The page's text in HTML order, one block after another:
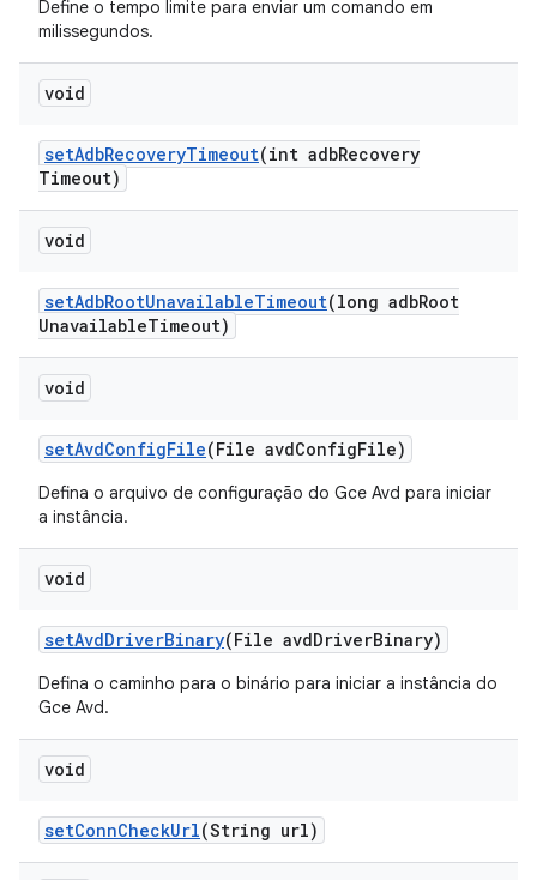
Define o tempo limite para enviar um comando em
milissegundos.
void
setAdbRecoveryTimeout(int adbRecovery
Timeout)
void
setAdbRootUnavailableTimeout(long adbRoot
UnavailableTimeout)
void
setAvdConfigFile(File avdConfigFile)
Defina o arquivo de configuração do Gce Avd para iniciar
a instância.
void
setAvdDriverBinary(File avdDriverBinary)
Defina o caminho para o binário para iniciar a instância do
Gce Avd.
void
setConnCheckUrl(String url)